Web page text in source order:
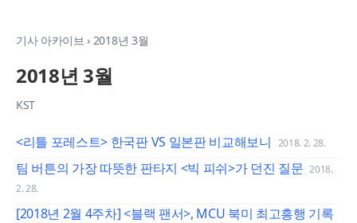
기사 아카이브 › 2018년 3월
2018년 3월
KST
<리틀 포레스트> 한국판 VS 일본판 비교해보니 2018. 2. 28.
팀 버튼의 가장 따뜻한 판타지 <빅 피쉬>가 던진 질문 2018.
2. 28.
[2018년 2월 4주차] <블랙 팬서>, MCU 북미 최고흥행 기록